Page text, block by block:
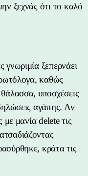
ξεχνάς ότι το καλό
ξεπερνάει
καθώς
υποσχέσεις
αγάπης. Αν
με μανία delete τις
κράτα τις